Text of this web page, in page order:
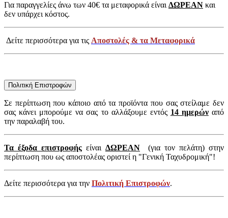
Για παραγγελίες άνω των 40€ τα μεταφορικά είναιΔΩΡΕΑΝ και
δεν υπάρχει κόστος.
Δείτε περισσότερα για τις Αποστολές & τα Μεταφορικά
Πολιτική Επιστροφών
Σε περίπτωση που κάποιο από τα προϊόντα που σας στείλαμε δεν
σας κάνει μπορούμε να σας το αλλάξουμε εντός 14 ημερώναπό
την παραλαβή του.
Τα έξοδα επιστροφής είναι ΔΩΡΕΑΝ (για τον πελάτη) στην
περίπτωση που ως αποστολέας οριστεί η "Γενική Ταχυδρομική"!
Δείτε περισσότερα για την Πολιτική Επιστροφών.